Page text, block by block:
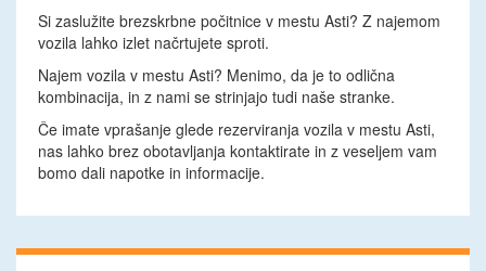
Si zaslužite brezskrbne počitnice v mestu Asti? Z najemom
vozila lahko izlet načrtujete sproti.
Najem vozila v mestu Asti? Menimo, da je to odlična
kombinacija, in z nami se strinjajo tudi naše stranke.
Če imate vprašanje glede rezerviranja vozila v mestu Asti,
nas lahko brez obotavljanja kontaktirate in z veseljem vam
bomo dali napotke in informacije.